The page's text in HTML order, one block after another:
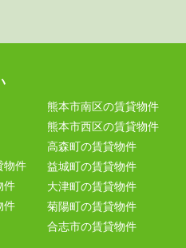
物件
件
件
熊本市南区の賃貸物件
熊本市西区の賃貸物件
高森町の賃貸物件
益城町の賃貸物件
大津町の賃貸物件
菊陽町の賃貸物件
合志市の賃貸物件